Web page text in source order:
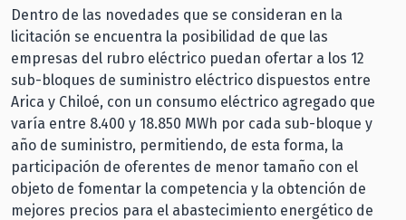
Dentro de las novedades que se consideran en la
licitación se encuentra la posibilidad de que las
empresas del rubro eléctrico puedan ofertar a los 12
sub-bloques de suministro eléctrico dispuestos entre
Arica y Chiloé, con un consumo eléctrico agregado que
varía entre 8.400 y 18.850 MWh por cada sub-bloque y
año de suministro, permitiendo, de esta forma, la
participación de oferentes de menor tamaño con el
objeto de fomentar la competencia y la obtención de
mejores precios para el abastecimiento energético de